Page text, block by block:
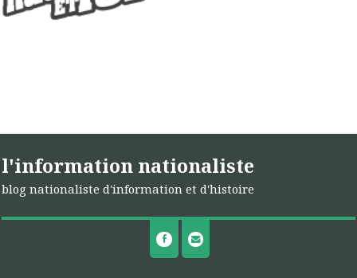
l'information nationaliste
blog nationaliste d'information et d'histoire